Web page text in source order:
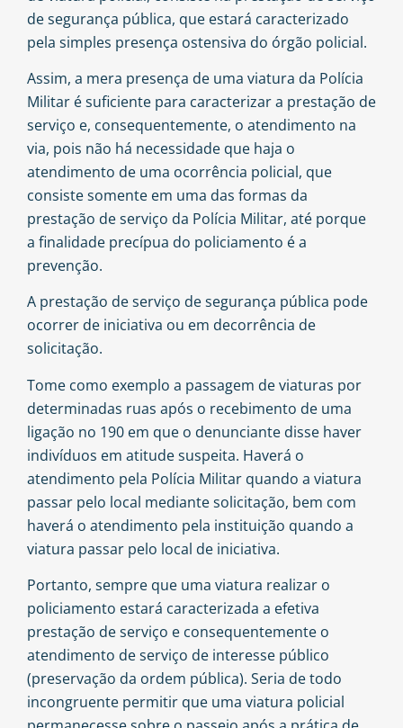
de segurança pública, que estará caracterizado
pela simples presença ostensiva do órgão policial.
Assim, a mera presença de uma viatura da Polícia
Militar é suficiente para caracterizar a prestação de
serviço e, consequentemente, o atendimento na
via, pois não há necessidade que haja o
atendimento de uma ocorrência policial, que
consiste somente em uma das formas da
prestação de serviço da Polícia Militar, até porque
a finalidade precípua do policiamento é a
prevenção.
A prestação de serviço de segurança pública pode
ocorrer de iniciativa ou em decorrência de
solicitação.
Tome como exemplo a passagem de viaturas por
determinadas ruas após o recebimento de uma
ligação no 190 em que o denunciante disse haver
indivíduos em atitude suspeita. Haverá o
atendimento pela Polícia Militar quando a viatura
passar pelo local mediante solicitação, bem com
haverá o atendimento pela instituição quando a
viatura passar pelo local de iniciativa.
Portanto, sempre que uma viatura realizar o
policiamento estará caracterizada a efetiva
prestação de serviço e consequentemente o
atendimento de serviço de interesse público
(preservação da ordem pública). Seria de todo
incongruente permitir que uma viatura policial